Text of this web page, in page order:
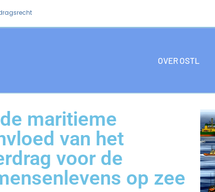
OVER OSTL
maritieme
van het
voor de
op zee